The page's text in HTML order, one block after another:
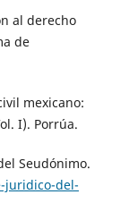
al derecho
de
mexicano:
I). Porrúa.
Seudónimo.
juridico-del-